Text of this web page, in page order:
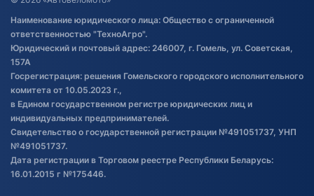
Обработка файлов cookie
Постановка транспорта на учет
Обновления в ЭПТС 2024
Наименование юридического лица: Общество с ограниченной
ответственностью "ТехноАгро".
Юридический и почтовый адрес: 246007, г. Гомель, ул. Советская,
157А
Госрегистрация: решения Гомельского городского исполнительного
комитета от 10.05.2023 г.,
в Едином государственном регистре юридических лиц и
индивидуальных предпринимателей.
Свидетельство о государственной регистрации №491051737, УНП
№491051737.
Дата регистрации в Торговом реестре Республики Беларусь:
16.01.2015 г №175446.